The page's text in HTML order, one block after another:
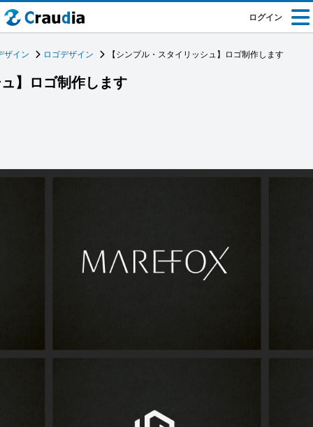
ログイン
ザイン ロゴデザイン 【シンプル・スタイリッシュ】ロゴ制作します
】ロゴ制作します